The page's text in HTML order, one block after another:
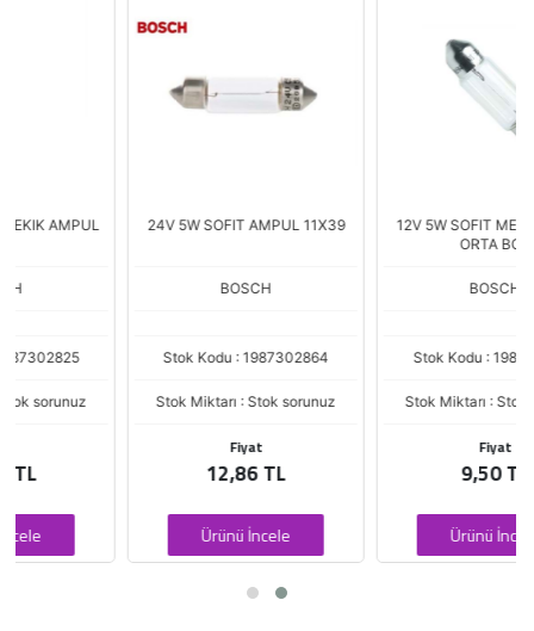
24V 5W SOFIT AMPUL 11X39
Stok Kodu : 1987302864
Stok Miktarı : Stok sorunuz
12V 5W SOFIT MEKIK AMPUL
Stok Kodu : 1987302810
Stok Miktarı : Stok sorunuz